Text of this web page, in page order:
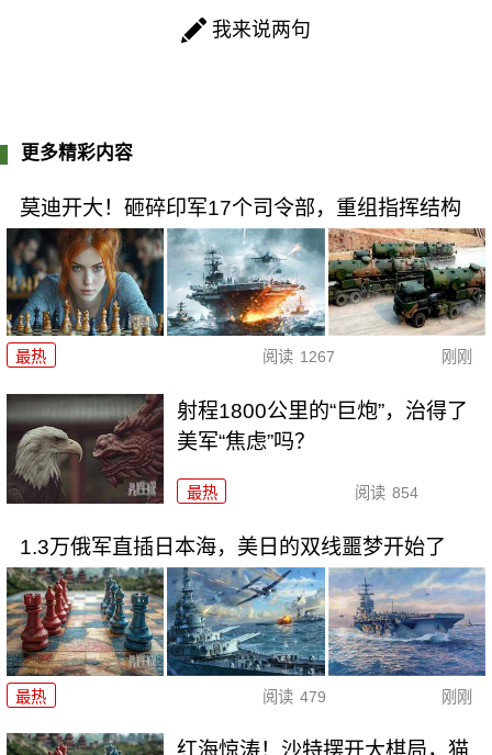
我来说两句
更多精彩内容
莫迪开大！砸碎印军17个司令部，重组指挥结构
最热 阅读 1267 刚刚
射程1800公里的“巨炮”，治得了
美军“焦虑”吗？
最热 阅读 854
1.3万俄军直插日本海，美日的双线噩梦开始了
最热 阅读 479 刚刚